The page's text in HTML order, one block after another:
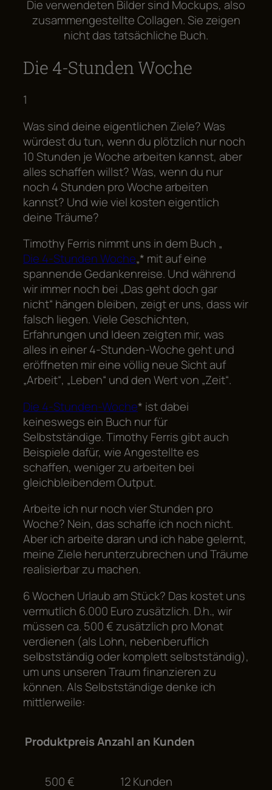
Die verwendeten Bilder sind Mockups, also
zusammengestellte Collagen. Sie zeigen
nicht das tatsächliche Buch.
Die 4-Stunden Woche
1
Was sind deine eigentlichen Ziele? Was
würdest du tun, wenn du plötzlich nur noch
10 Stunden je Woche arbeiten kannst, aber
alles schaffen willst? Was, wenn du nur
noch 4 Stunden pro Woche arbeiten
kannst? Und wie viel kosten eigentlich
deine Träume?
Timothy Ferris nimmt uns in dem Buch „
Die 4-Stunden Woche„* mit auf eine
spannende Gedankenreise. Und während
wir immer noch bei „Das geht doch gar
nicht“ hängen bleiben, zeigt er uns, dass wir
falsch liegen. Viele Geschichten,
Erfahrungen und Ideen zeigten mir, was
alles in einer 4-Stunden-Woche geht und
eröffneten mir eine völlig neue Sicht auf
„Arbeit“, „Leben“ und den Wert von „Zeit“.
Die 4-Stunden-Woche* ist dabei
keineswegs ein Buch nur für
Selbstständige. Timothy Ferris gibt auch
Beispiele dafür, wie Angestellte es
schaffen, weniger zu arbeiten bei
gleichbleibendem Output.
Arbeite ich nur noch vier Stunden pro
Woche? Nein, das schaffe ich noch nicht.
Aber ich arbeite daran und ich habe gelernt,
meine Ziele herunterzubrechen und Träume
realisierbar zu machen.
6 Wochen Urlaub am Stück? Das kostet uns
vermutlich 6.000 Euro zusätzlich. D.h., wir
müssen ca. 500 € zusätzlich pro Monat
verdienen (als Lohn, nebenberuflich
selbstständig oder komplett selbstständig),
um uns unseren Traum finanzieren zu
können. Als Selbstständige denke ich
mittlerweile:
ProduktpreisAnzahl an Kunden
500 € 12 Kunden